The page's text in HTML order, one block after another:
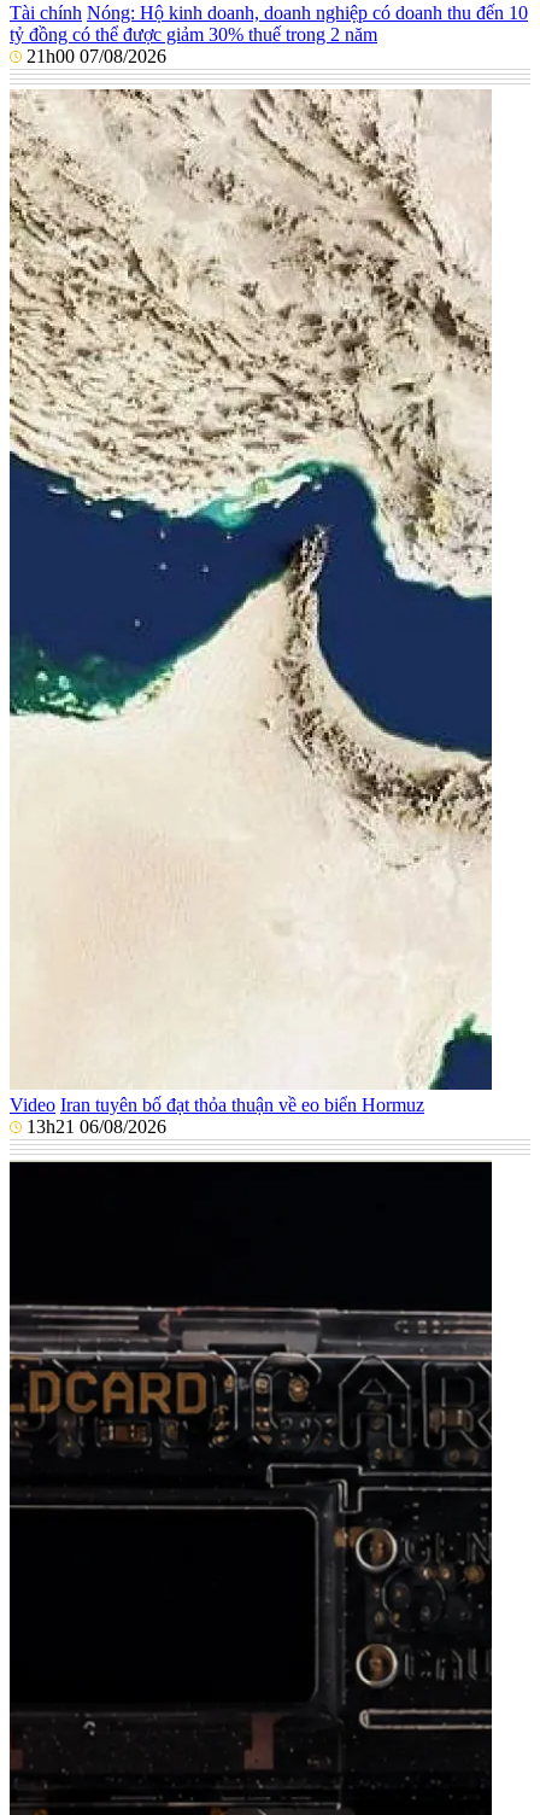
Tài chính Nóng: Hộ kinh doanh, doanh nghiệp có doanh thu đến 10
tỷ đồng có thể được giảm 30% thuế trong 2 năm
21h00 07/08/2026
Video Iran tuyên bố đạt thỏa thuận về eo biển Hormuz
13h21 06/08/2026